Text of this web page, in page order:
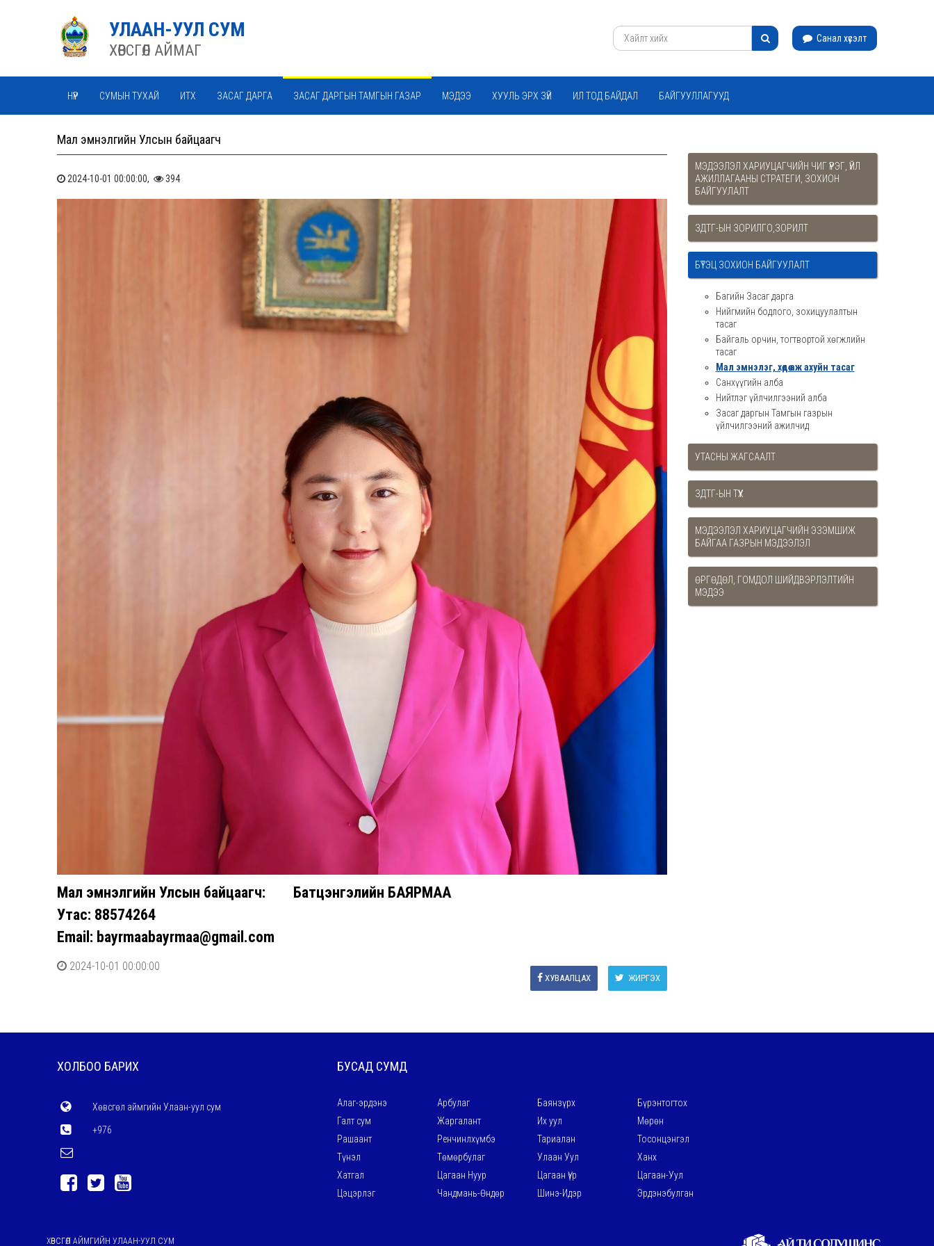
УЛААН-УУЛ СУМ
ХӨВСГӨЛ АЙМАГ
Санал хүсэлт
НҮҮР СУМЫН ТУХАЙ ИТХ ЗАСАГ ДАРГА ЗАСАГ ДАРГЫН ТАМГЫН ГАЗАР МЭДЭЭ ХУУЛЬ ЭРХ ЗҮЙ ИЛ ТОД БАЙДАЛ БАЙГУУЛЛАГУУД
Мал эмнэлгийн Улсын байцаагч
2024-10-01 00:00:00, 394
Мал эмнэлгийн Улсын байцаагч: Батцэнгэлийн БАЯРМАА
Утас: 88574264
Email: bayrmaabayrmaa@gmail.com
2024-10-01 00:00:00
ЖИРГЭХ
ХУВААЛЦАХ
МЭДЭЭЛЭЛ ХАРИУЦАГЧИЙН ЧИГ ҮҮРЭГ, ҮЙЛ
АЖИЛЛАГААНЫ СТРАТЕГИ, ЗОХИОН
БАЙГУУЛАЛТ
ЗДТГ-ЫН ЗОРИЛГО,ЗОРИЛТ
БҮТЭЦ ЗОХИОН БАЙГУУЛАЛТ
Багийн Засаг дарга
Нийгмийн бодлого, зохицуулалтын
тасаг
Байгаль орчин, тогтвортой хөгжлийн
тасаг
Мал эмнэлэг, хөдөө аж ахуйн тасаг
Санхүүгийн алба
Нийтлэг үйлчилгээний алба
Засаг даргын Тамгын газрын
үйлчилгээний ажилчид
УТАСНЫ ЖАГСААЛТ
ЗДТГ-ЫН ТҮҮХ
МЭДЭЭЛЭЛ ХАРИУЦАГЧИЙН ЭЗЭМШИЖ
БАЙГАА ГАЗРЫН МЭДЭЭЛЭЛ
ӨРГӨДӨЛ, ГОМДОЛ ШИЙДВЭРЛЭЛТИЙН
МЭДЭЭ
ХОЛБОО БАРИХ
Хөвсгөл аймгийн Улаан-уул сум
+976
БУСАД СУМД
Алаг-эрдэнэ Арбулаг Баянзүрх
Бүрэнтогтох
Галт сум
Жаргалант Их уул
Мөрөн
Рашаант
Ренчинлхүмбэ Тариалан
Тосонцэнгэл
Түнэл
Төмөрбулаг Улаан Уул
Ханх
Хатгал
Цагаан Нуур Цагаан Үүр
Цагаан-Уул
Цэцэрлэг
Чандмань-Өндөр Шинэ-Идэр Эрдэнэбулган
ХӨВСГӨЛ АЙМГИЙН УЛААН-УУЛ СУМ